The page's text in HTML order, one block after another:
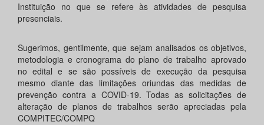
Instituição no que se refere às atividades de pesquisa
presenciais.
Sugerimos, gentilmente, que sejam analisados os objetivos,
metodologia e cronograma do plano de trabalho aprovado
no edital e se são possíveis de execução da pesquisa
mesmo diante das limitações oriundas das medidas de
prevenção contra a COVID-19. Todas as solicitações de
alteração de planos de trabalhos serão apreciadas pela
COMPITEC/COMPQ